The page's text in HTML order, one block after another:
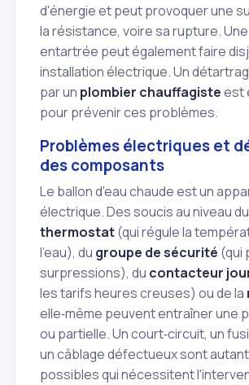
d'énergie et peut provoquer une
la résistance, voire sa rupture.
entartrée peut également faire
installation électrique. Un
par un plombier chauffagisteest
pour prévenir ces problèmes.
Problèmes électriques et
des composants
Le ballon d'eau chaude est un
électrique. Des soucis au niveau du
thermostat(qui régule la
l'eau), du groupe de sécurité (qui
surpressions), du contacteur
les tarifs heures creuses) ou de la
elle‑même peuvent entraîner une
ou partielle. Un court‑circuit, un
un câblage défectueux sont
possibles qui nécessitent